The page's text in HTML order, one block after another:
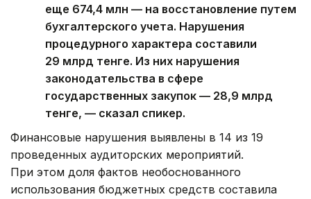
еще 674,4 млн — на восстановление путем
бухгалтерского учета. Нарушения
процедурного характера составили
29 млрд тенге. Из них нарушения
законодательства в сфере
государственных закупок — 28,9 млрд
тенге, — сказал спикер.
Финансовые нарушения выявлены в 14 из 19
проведенных аудиторских мероприятий.
При этом доля фактов необоснованного
использования бюджетных средств составила